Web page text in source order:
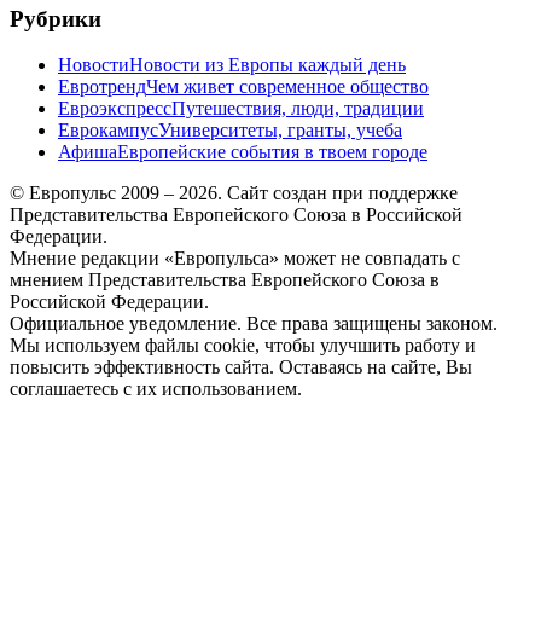
Рубрики
НовостиНовости из Европы каждый день
ЕвротрендЧем живет современное общество
ЕвроэкспрессПутешествия, люди, традиции
ЕврокампусУниверситеты, гранты, учеба
АфишаЕвропейские события в твоем городе
© Европульс 2009 – 2026. Сайт создан при поддержке
Представительства Европейского Союза в Российской
Федерации.
Мнение редакции «Европульса» может не совпадать с
мнением Представительства Европейского Союза в
Российской Федерации.
Официальное уведомление. Все права защищены законом.
Мы используем файлы cookie, чтобы улучшить работу и
повысить эффективность сайта. Оставаясь на сайте, Вы
соглашаетесь с их использованием.